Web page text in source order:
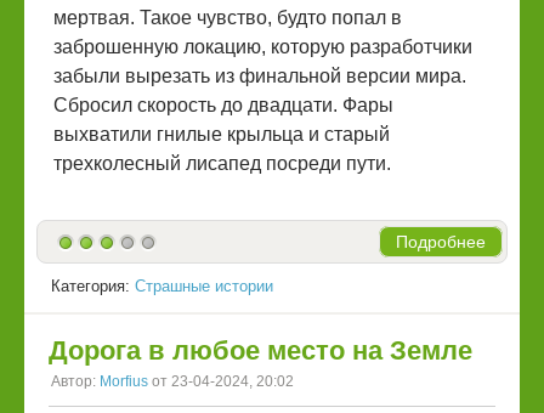
мертвая. Такое чувство, будто попал в
заброшенную локацию, которую разработчики
забыли вырезать из финальной версии мира.
Сбросил скорость до двадцати. Фары
выхватили гнилые крыльца и старый
трехколесный лисапед посреди пути.
Подробнее
Категория: Страшные истории
Дорога в любое место на Земле
Автор: Morfius от 23-04-2024, 20:02